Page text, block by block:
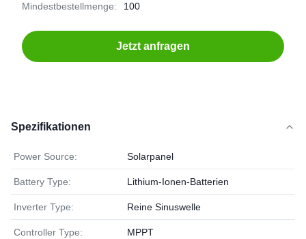
Mindestbestellmenge: 100
Jetzt anfragen
Spezifikationen
Power Source: Solarpanel
Battery Type: Lithium-Ionen-Batterien
Inverter Type: Reine Sinuswelle
Controller Type: MPPT